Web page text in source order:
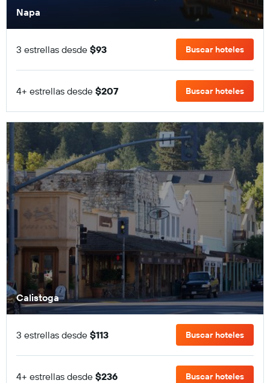
Napa
3 estrellas desde $93 Buscar hoteles
4+ estrellas desde $207 Buscar hoteles
Calistoga
3 estrellas desde $113 Buscar hoteles
4+ estrellas desde $236 Buscar hoteles